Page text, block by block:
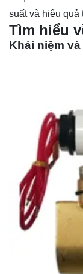
suất và hiệu quả
Tìm hiểu
Khái niệm